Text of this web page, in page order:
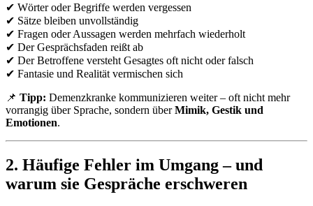
✔ Wörter oder Begriffe werden vergessen
✔ Sätze bleiben unvollständig
✔ Fragen oder Aussagen werden mehrfach wiederholt
✔ Der Gesprächsfaden reißt ab
✔ Der Betroffene versteht Gesagtes oft nicht oder falsch
✔ Fantasie und Realität vermischen sich
📌 Tipp: Demenzkranke kommunizieren weiter – oft nicht mehr
vorrangig über Sprache, sondern überMimik, Gestik und
Emotionen.
2. Häufige Fehler im Umgang – und
warum sie Gespräche erschweren